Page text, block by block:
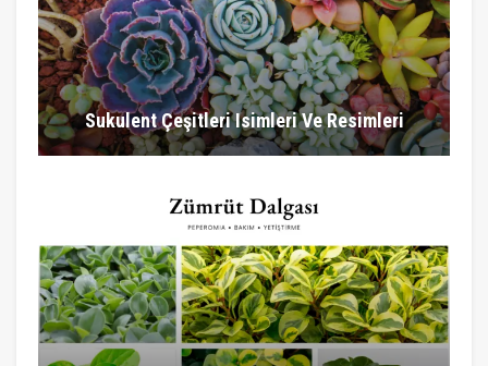
Sukulent Çeşitleri Isimleri Ve Resimleri